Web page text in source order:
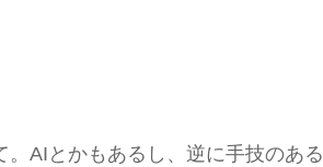
AIとかもあるし、逆に手技のある